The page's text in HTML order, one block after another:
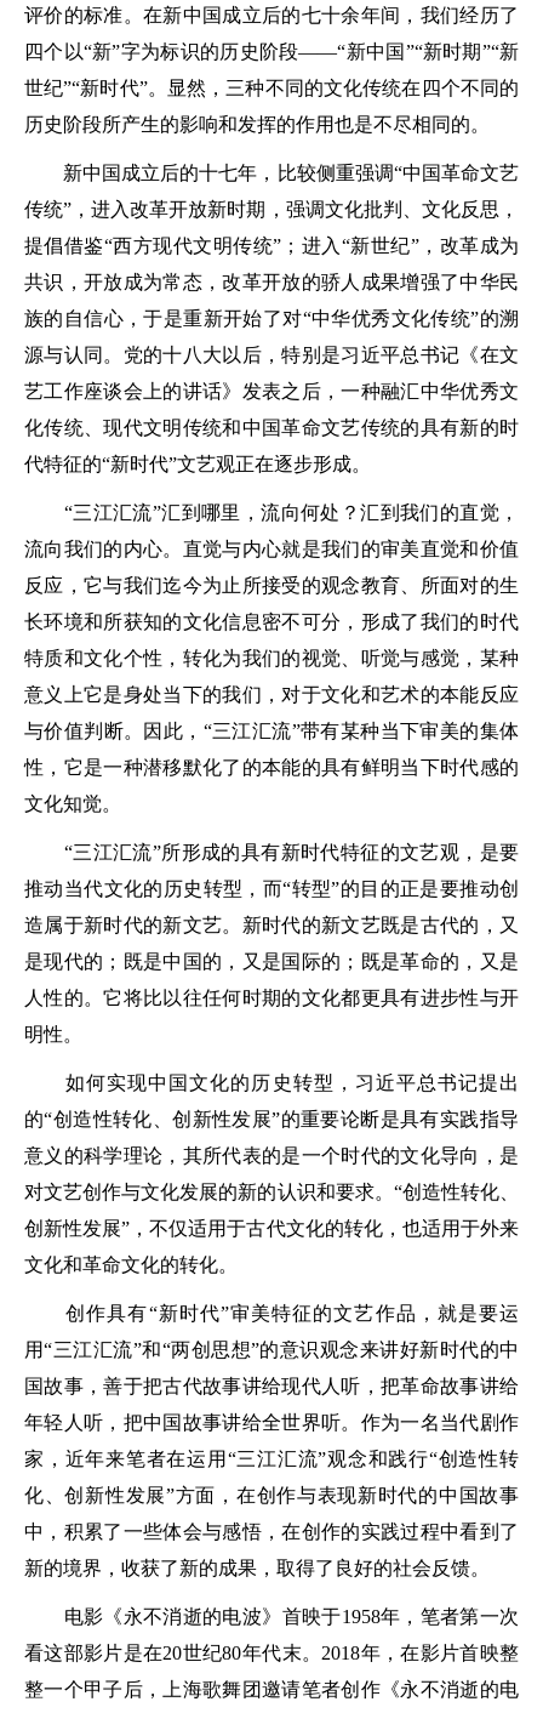
评价的标准。在新中国成立后的七十余年间，我们经历了
四个以“新”字为标识的历史阶段——“新中国”“新时期”“新
世纪”“新时代”。显然，三种不同的文化传统在四个不同的
历史阶段所产生的影响和发挥的作用也是不尽相同的。
新中国成立后的十七年，比较侧重强调“中国革命文艺
传统”，进入改革开放新时期，强调文化批判、文化反思，
提倡借鉴“西方现代文明传统”；进入“新世纪”，改革成为
共识，开放成为常态，改革开放的骄人成果增强了中华民
族的自信心，于是重新开始了对“中华优秀文化传统”的溯
源与认同。党的十八大以后，特别是习近平总书记《在文
艺工作座谈会上的讲话》发表之后，一种融汇中华优秀文
化传统、现代文明传统和中国革命文艺传统的具有新的时
代特征的“新时代”文艺观正在逐步形成。
“三江汇流”汇到哪里，流向何处？汇到我们的直觉，
流向我们的内心。直觉与内心就是我们的审美直觉和价值
反应，它与我们迄今为止所接受的观念教育、所面对的生
长环境和所获知的文化信息密不可分，形成了我们的时代
特质和文化个性，转化为我们的视觉、听觉与感觉，某种
意义上它是身处当下的我们，对于文化和艺术的本能反应
与价值判断。因此，“三江汇流”带有某种当下审美的集体
性，它是一种潜移默化了的本能的具有鲜明当下时代感的
文化知觉。
“三江汇流”所形成的具有新时代特征的文艺观，是要
推动当代文化的历史转型，而“转型”的目的正是要推动创
造属于新时代的新文艺。新时代的新文艺既是古代的，又
是现代的；既是中国的，又是国际的；既是革命的，又是
人性的。它将比以往任何时期的文化都更具有进步性与开
明性。
如何实现中国文化的历史转型，习近平总书记提出
的“创造性转化、创新性发展”的重要论断是具有实践指导
意义的科学理论，其所代表的是一个时代的文化导向，是
对文艺创作与文化发展的新的认识和要求。“创造性转化、
创新性发展”，不仅适用于古代文化的转化，也适用于外来
文化和革命文化的转化。
创作具有“新时代”审美特征的文艺作品，就是要运
用“三江汇流”和“两创思想”的意识观念来讲好新时代的中
国故事，善于把古代故事讲给现代人听，把革命故事讲给
年轻人听，把中国故事讲给全世界听。作为一名当代剧作
家，近年来笔者在运用“三江汇流”观念和践行“创造性转
化、创新性发展”方面，在创作与表现新时代的中国故事
中，积累了一些体会与感悟，在创作的实践过程中看到了
新的境界，收获了新的成果，取得了良好的社会反馈。
电影《永不消逝的电波》首映于1958年，笔者第一次
看这部影片是在20世纪80年代末。2018年，在影片首映整
整一个甲子后，上海歌舞团邀请笔者创作《永不消逝的电